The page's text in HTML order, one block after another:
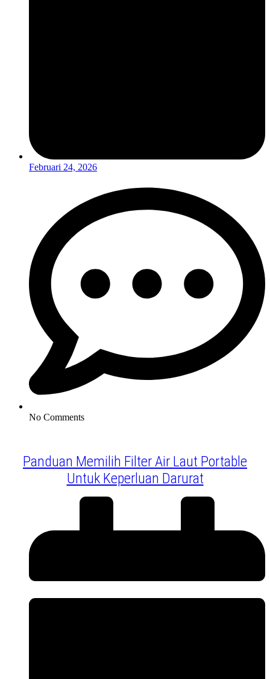
Februari 24, 2026
No Comments
Panduan Memilih Filter Air Laut Portable
Untuk Keperluan Darurat